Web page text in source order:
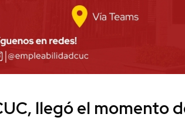
llegó el momento